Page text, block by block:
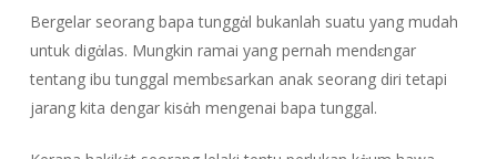
Bergelar seorang bapa tunggἀl bukanlah suatu yang mudah
untuk digἀlas. Mungkin ramai yang pernah mendɛngar
tentang ibu tunggal membɛsarkan anak seorang diri tetapi
jarang kita dengar kisἀh mengenai bapa tunggal.